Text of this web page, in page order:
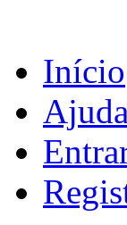
Início
Ajuda